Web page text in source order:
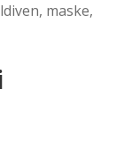
maske,